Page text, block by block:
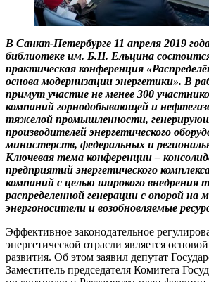
В Санкт-Петербурге 11 апреля 2019
библиотеке им. Б.Н. Ельцина
практическая конференция
основа модернизации энергетики». В
примут участие не менее 300
компаний горнодобывающей и
тяжелой промышленности,
производителей энергетического
министерств, федеральных и
Ключевая тема конференции –
предприятий энергетического
компаний с целью широкого внедрения
распределенной генерации с опорой на
энергоносители и возобновляемые
Эффективное законодательное
энергетической отрасли является
развития. Об этом заявил депутат
Заместитель председателя Комитета